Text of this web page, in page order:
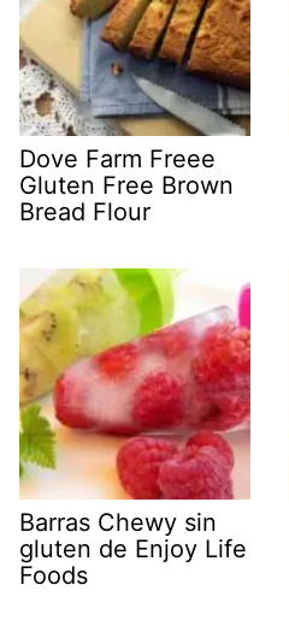
Dove Farm Freee
Gluten Free Brown
Bread Flour
Barras Chewy sin
gluten de Enjoy Life
Foods